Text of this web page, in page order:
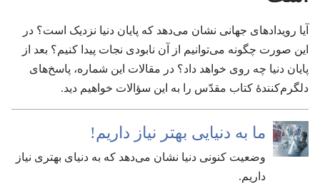
آیا رویدادهای جهانی نشان می‌دهد که پایان دنیا نزدیک است؟‏ در
این صورت چگونه می‌توانیم از آن نابودی نجات پیدا کنیم؟‏ بعد از
پایان دنیا چه روی خواهد داد؟‏ در مقالات این شماره،‏ پاسخ‌های
دلگرم‌کنندهٔ کتاب مقدّس را به این سؤالات خواهیم دید.‏
ما به دنیایی بهتر نیاز داریم!‏
وضعیت کنونی دنیا نشان می‌دهد که به دنیای بهتری نیاز
داریم.‏